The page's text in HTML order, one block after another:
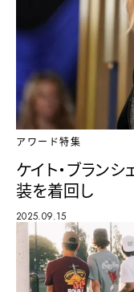
アワード特集
ケイト・ブラン
装を着回し
2025.09.15